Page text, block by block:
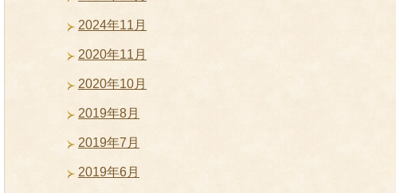
2024年11月
2020年11月
2020年10月
2019年8月
2019年7月
2019年6月